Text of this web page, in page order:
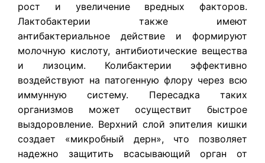
рост и увеличение вредных факторов.
Лактобактерии также имеют
антибактериальное действие и формируют
молочную кислоту, антибиотические вещества
и лизоцим. Колибактерии эффективно
воздействуют на патогенную флору через всю
иммунную систему. Пересадка таких
организмов может осуществит быстрое
выздоровление. Верхний слой эпителия кишки
создает «микробный дерн», что позволяет
надежно защитить всасывающий орган от